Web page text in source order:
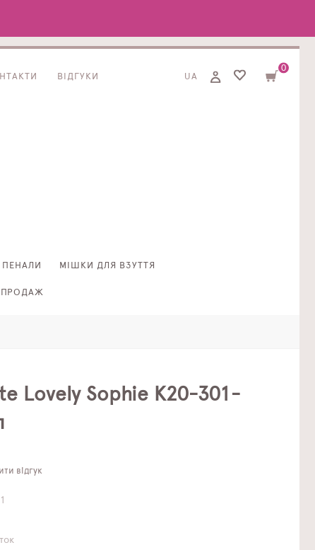
ВІДГУКИ UA
0
ПЕНАЛИ МІШКИ ДЛЯ ВЗУТТЯ
Lovely Sophie K20-301-
відгук